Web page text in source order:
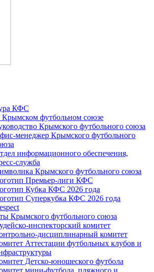
КФС
футбольном союзе
Крымского футбольного союза
менеджер Крымского футбольного
информационного обеспечения,
служба
Крымского футбольного союза
Премьер-лиги КФС
Кубка КФС 2026 года
Суперкубка КФС 2026 года
Крымского футбольного союза
инспекторский комитет
дисциплинарный комитет
Аттестации футбольных клубов и
Детско-юношеского футбола
мини-футбола, пляжного и